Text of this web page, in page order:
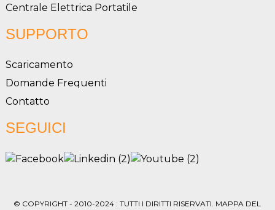
Centrale Elettrica Portatile
SUPPORTO
Scaricamento
Domande Frequenti
Contatto
SEGUICI
© COPYRIGHT - 2010-2024 : TUTTI I DIRITTI RISERVATI. MAPPA DEL